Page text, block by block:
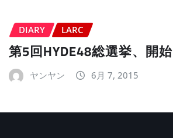
DIARY LARC
第5回HYDE48総選挙、開始
ヤンヤン 6月 7, 2015